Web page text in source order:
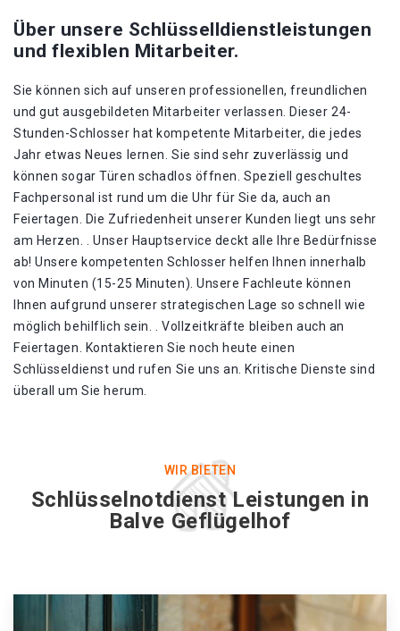
Über unsere Schlüsselldienstleistungen
und flexiblen Mitarbeiter.
Sie können sich auf unseren professionellen, freundlichen
und gut ausgebildeten Mitarbeiter verlassen. Dieser 24-
Stunden-Schlosser hat kompetente Mitarbeiter, die jedes
Jahr etwas Neues lernen. Sie sind sehr zuverlässig und
können sogar Türen schadlos öffnen. Speziell geschultes
Fachpersonal ist rund um die Uhr für Sie da, auch an
Feiertagen. Die Zufriedenheit unserer Kunden liegt uns sehr
am Herzen. . Unser Hauptservice deckt alle Ihre Bedürfnisse
ab! Unsere kompetenten Schlosser helfen Ihnen innerhalb
von Minuten (15-25 Minuten). Unsere Fachleute können
Ihnen aufgrund unserer strategischen Lage so schnell wie
möglich behilflich sein. . Vollzeitkräfte bleiben auch an
Feiertagen. Kontaktieren Sie noch heute einen
Schlüsseldienst und rufen Sie uns an. Kritische Dienste sind
überall um Sie herum.
WIR BIETEN
Schlüsselnotdienst Leistungen in
Balve Geflügelhof